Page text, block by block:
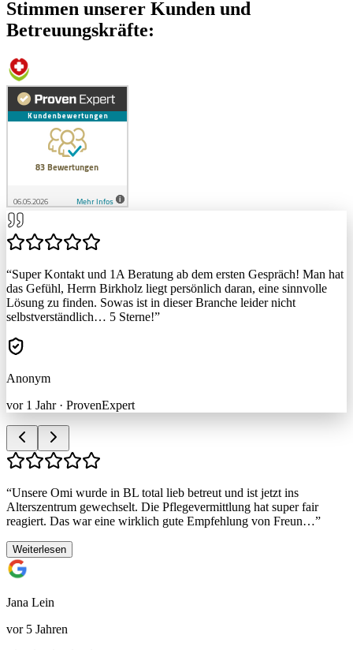
Stimmen unserer Kunden und
Betreuungskräfte:
“Super Kontakt und 1A Beratung ab dem ersten Gespräch! Man hat
das Gefühl, Herrn Birkholz liegt persönlich daran, eine sinnvolle
Lösung zu finden. Sowas ist in dieser Branche leider nicht
selbstverständlich… 5 Sterne!”
Anonym
vor 1 Jahr· ProvenExpert
“Unsere Omi wurde in BL total lieb betreut und ist jetzt ins
Alterszentrum gewechselt. Die Pflegevermittlung hat super fair
reagiert. Das war eine wirklich gute Empfehlung von Freun…”
Weiterlesen
Jana Lein
vor 5 Jahren